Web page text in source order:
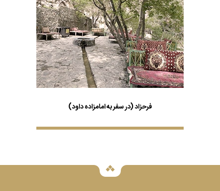
فرحزاد (در سفر به امامزاده داود)